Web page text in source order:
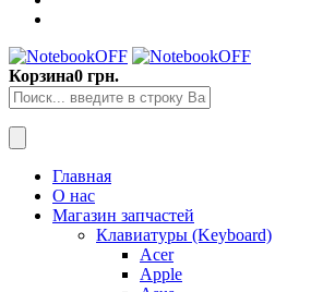
Корзина0 грн.
Главная
О нас
Магазин запчастей
Клавиатуры (Keyboard)
Acer
Apple